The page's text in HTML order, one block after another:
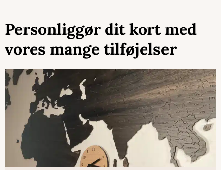
Personliggør dit kort med
vores mange tilføjelser